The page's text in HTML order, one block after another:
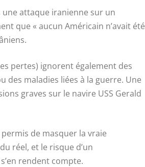
une attaque iranienne sur un
que « aucun Américain n’avait été
pertes) ignorent également des
des maladies liées à la guerre. Une
graves sur le navire USS Gerald
de masquer la vraie
réel, et le risque d’un
rendent compte.